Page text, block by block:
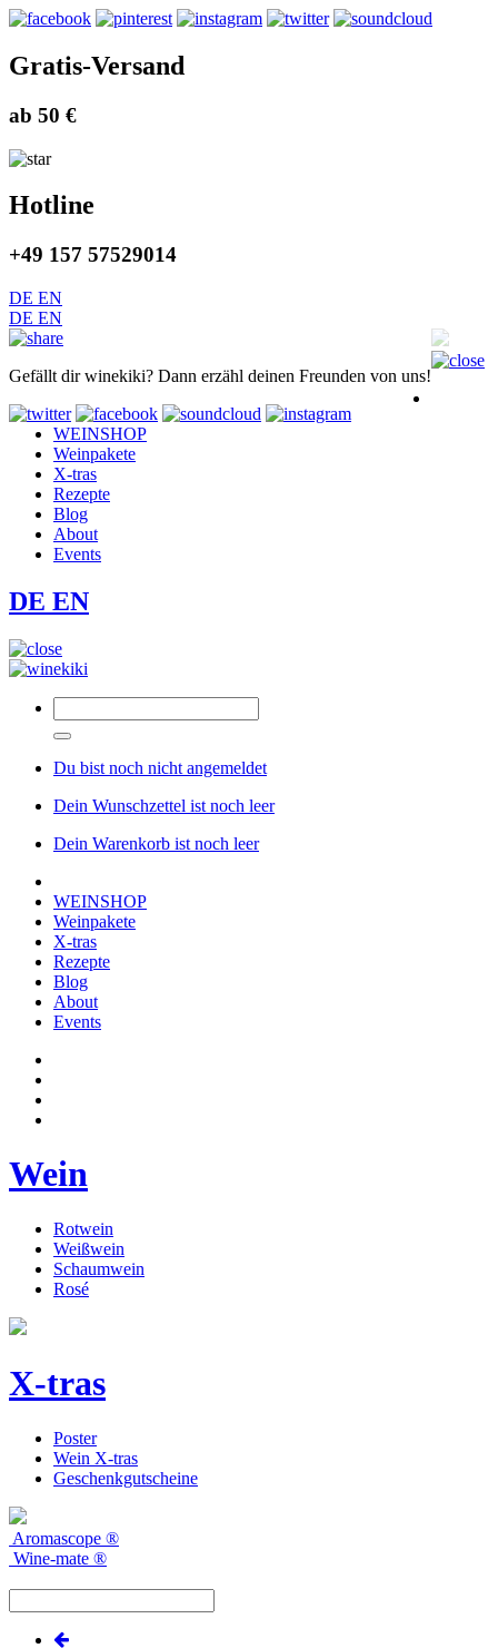
Gratis-Versand
ab 50 €
Hotline
+49 157 57529014
DE EN
DE EN
Gefällt dir winekiki? Dann erzähl deinen Freunden von uns!
WEINSHOP
Weinpakete
X-tras
Rezepte
Blog
About
Events
DE EN
Du bist noch nicht angemeldet
Dein Wunschzettel ist noch leer
Dein Warenkorb ist noch leer
WEINSHOP
Weinpakete
X-tras
Rezepte
Blog
About
Events
Wein
Rotwein
Weißwein
Schaumwein
Rosé
X-tras
Poster
Wein X-tras
Geschenkgutscheine
Aromascope ®
Wine-mate ®